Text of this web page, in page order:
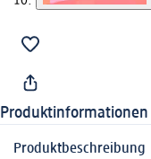
Produktinformationen
Produktbeschreibung